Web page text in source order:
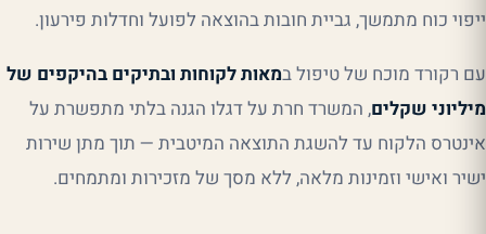
ייפוי כוח מתמשך, גביית חובות בהוצאה לפועל וחדלות פירעון.
עם רקורד מוכח של טיפול במאות לקוחות ובתיקים בהיקפים של
מיליוני שקלים, המשרד חרת על דגלו הגנה בלתי מתפשרת על
אינטרס הלקוח עד להשגת התוצאה המיטבית — תוך מתן שירות
ישיר ואישי וזמינות מלאה, ללא מסך של מזכירות ומתמחים.